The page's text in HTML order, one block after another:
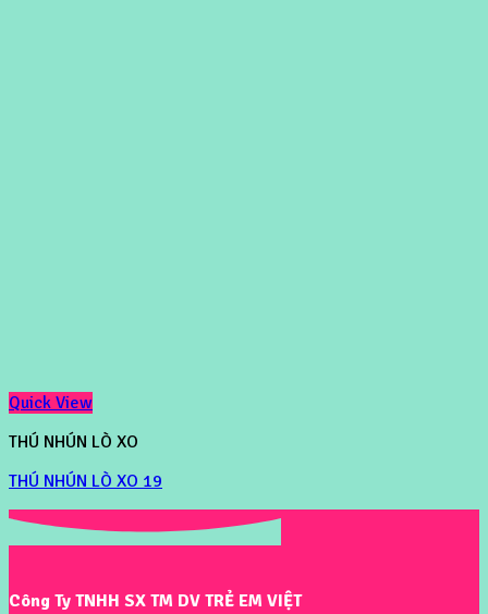
Quick View
THÚ NHÚN LÒ XO
THÚ NHÚN LÒ XO 19
Công Ty TNHH SX TM DV TRẺ EM VIỆT